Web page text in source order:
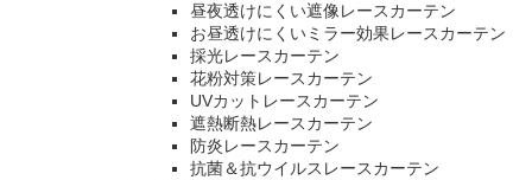
昼夜透けにくい遮像レースカーテン
お昼透けにくいミラー効果レースカーテン
採光レースカーテン
花粉対策レースカーテン
UVカットレースカーテン
遮熱断熱レースカーテン
防炎レースカーテン
抗菌＆抗ウイルスレースカーテン